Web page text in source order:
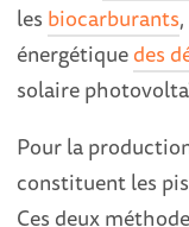
les biocarburants
énergétiquedes
solaire
Pour la
constituent les
Ces deux